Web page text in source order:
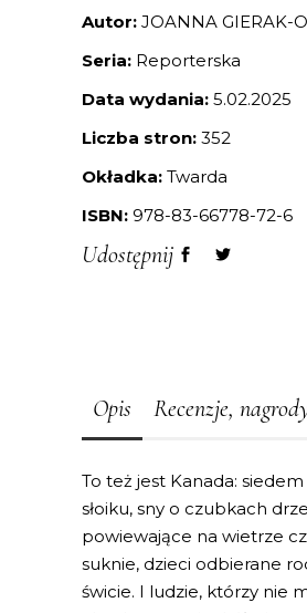
Autor: JOANNA GIERAK-
Seria: Reporterska
Data wydania: 5.02.2025
Liczba stron: 352
Okładka: Twarda
ISBN: 978-83-66778-72-6
Udostępnij
Opis Recenzje,
To też jest Kanada: siedem
słoiku, sny o czubkach
powiewające na wietrze
suknie, dzieci odbierane
świcie. I ludzie, którzy nie